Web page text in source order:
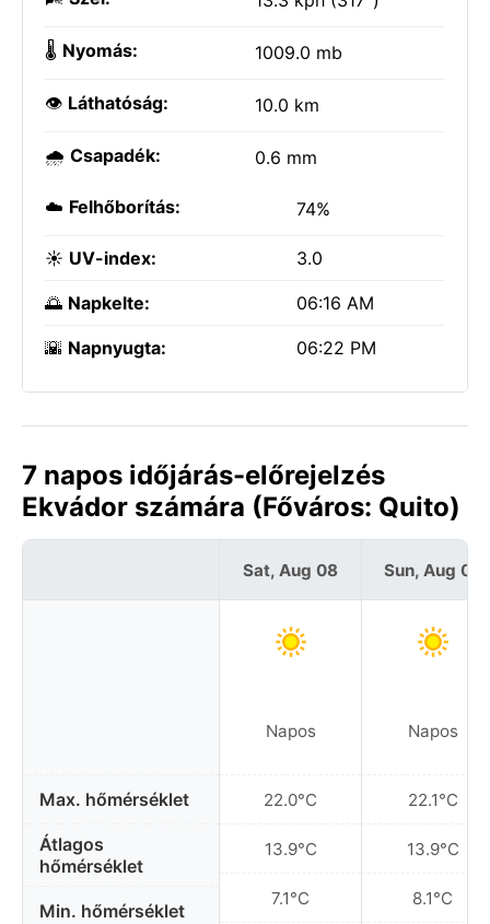
🌡️ Nyomás: 1009.0 mb
👁️ Láthatóság: 10.0 km
🌧️ Csapadék: 0.6 mm
☁️ Felhőborítás: 74%
☀️ UV-index: 3.0
🌅 Napkelte: 06:16 AM
🌇 Napnyugta: 06:22 PM
7 napos időjárás-előrejelzés
Ekvádor számára (Főváros: Quito)
Max. hőmérséklet
Átlagos
hőmérséklet
Min. hőmérséklet
Sat, Aug 08
Napos
22.0°C
13.9°C
7.1°C
Sun, Aug 09
Napos
22.1°C
13.9°C
8.1°C